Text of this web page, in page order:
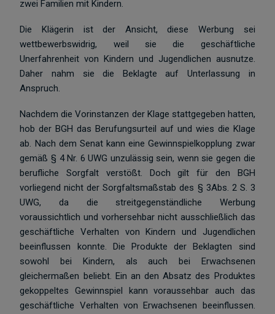
zwei Familien mit Kindern.
Die Klägerin ist der Ansicht, diese Werbung sei
wettbewerbswidrig, weil sie die geschäftliche
Unerfahrenheit von Kindern und Jugendlichen ausnutze.
Daher nahm sie die Beklagte auf Unterlassung in
Anspruch.
Nachdem die Vorinstanzen der Klage stattgegeben hatten,
hob der BGH das Berufungsurteil auf und wies die Klage
ab. Nach dem Senat kann eine Gewinnspielkopplung zwar
gemäß § 4 Nr. 6 UWG unzulässig sein, wenn sie gegen die
berufliche Sorgfalt verstößt. Doch gilt für den BGH
vorliegend nicht der Sorgfaltsmaßstab des § 3Abs. 2 S. 3
UWG, da die streitgegenständliche Werbung
voraussichtlich und vorhersehbar nicht ausschließlich das
geschäftliche Verhalten von Kindern und Jugendlichen
beeinflussen konnte. Die Produkte der Beklagten sind
sowohl bei Kindern, als auch bei Erwachsenen
gleichermaßen beliebt. Ein an den Absatz des Produktes
gekoppeltes Gewinnspiel kann voraussehbar auch das
geschäftliche Verhalten von Erwachsenen beeinflussen.